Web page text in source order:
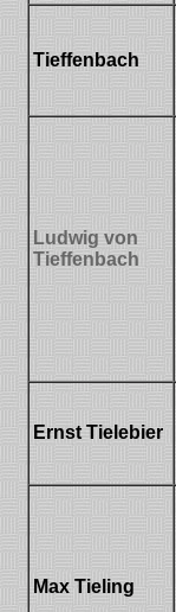
Tieffenbach
Ludwig von
Tieffenbach
Ernst Tielebier
Max Tieling